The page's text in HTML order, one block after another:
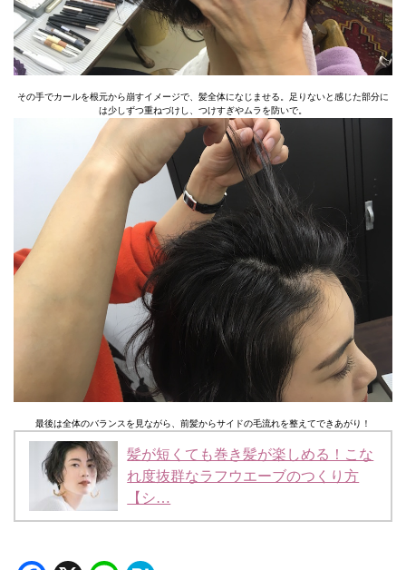
その手でカールを根元から崩すイメージで、髪全体になじませる。足りないと感じた部分に
は少しずつ重ねづけし、つけすぎやムラを防いで。
最後は全体のバランスを見ながら、前髪からサイドの毛流れを整えてできあがり！
髪が短くても巻き髪が楽しめる！こな
れ度抜群なラフウエーブのつくり方
【シ…